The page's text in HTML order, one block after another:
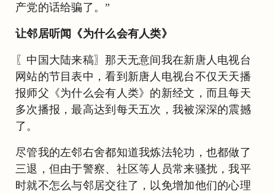
产党的话给骗了。”
让邻居听闻 《为什么会有人类》
〖中国大陆来稿〗那天无意间我在新唐人电视台
网站的节目表中，看到新唐人电视台不仅天天播
报师父《为什么会有人类》的新经文，而且每天
多次播报，最高达到每天五次，我被深深的震撼
了。
尽管我的左邻右舍都知道我炼法轮功，也都做了
三退，但由于警察、社区等人员常来骚扰，我平
时就不怎么与邻居交往了，以免增加他们的心理